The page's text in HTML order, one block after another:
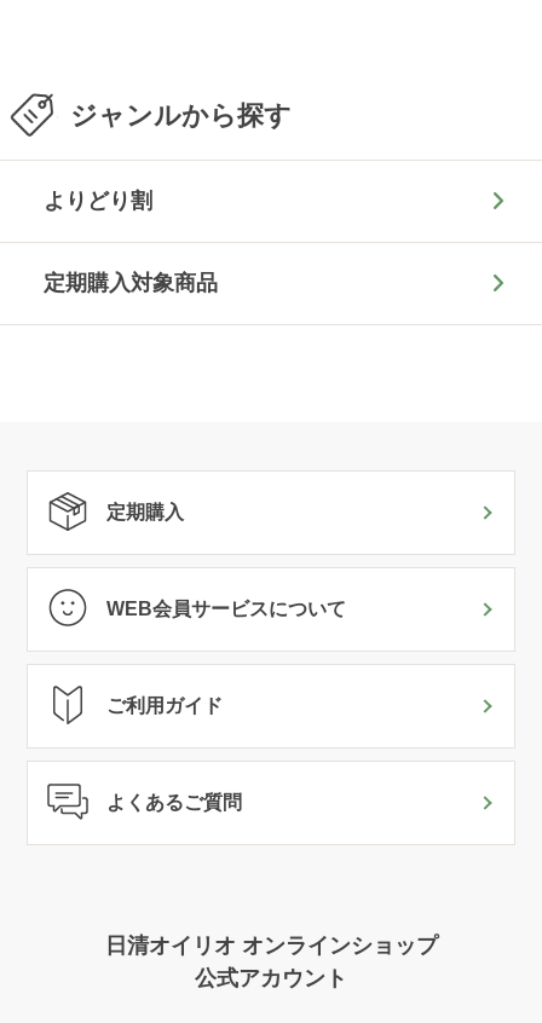
ジャンルから探す
よりどり割
定期購入対象商品
定期購入
WEB会員サービスについて
ご利用ガイド
よくあるご質問
日清オイリオ オンラインショップ
公式アカウント